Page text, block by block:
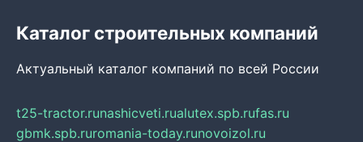
Каталог строительных компаний
Актуальный каталог компаний по всей России
t25-tractor.runashicveti.rualutex.spb.rufas.ru
gbmk.spb.ruromania-today.runovoizol.ru